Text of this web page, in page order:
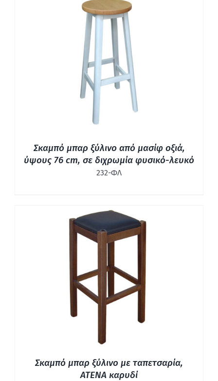
ΛΕΠΤΟΜΈΡΕΙΕΣ
Σκαμπό μπαρ ξύλινο από μασίφ οξιά,
ύψους 76 cm, σε διχρωμία φυσικό-λευκό
232-ΦΛ
ΛΕΠΤΟΜΈΡΕΙΕΣ
Σκαμπό μπαρ ξύλινο με ταπετσαρία,
ΑΤΕΝΑ καρυδί